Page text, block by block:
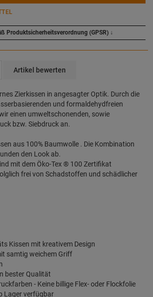
Produktsicherheitsverordnung (GPSR) ↓
Artikel bewerten
Zierkissen in angesagter Optik. Durch die
und formaldehydfreien
einen umweltschonenden, sowie
bzw. Siebdruck an.
aus 100% Baumwolle . Die Kombination
den Look ab.
mit dem Öko-Tex ® 100 Zertifikat
frei von Schadstoffen und schädlicher
Kissen mit kreativem Design
samtig weichem Griff
bester Qualität
- Keine billige Flex- oder Flockfolie
Lager verfügbar